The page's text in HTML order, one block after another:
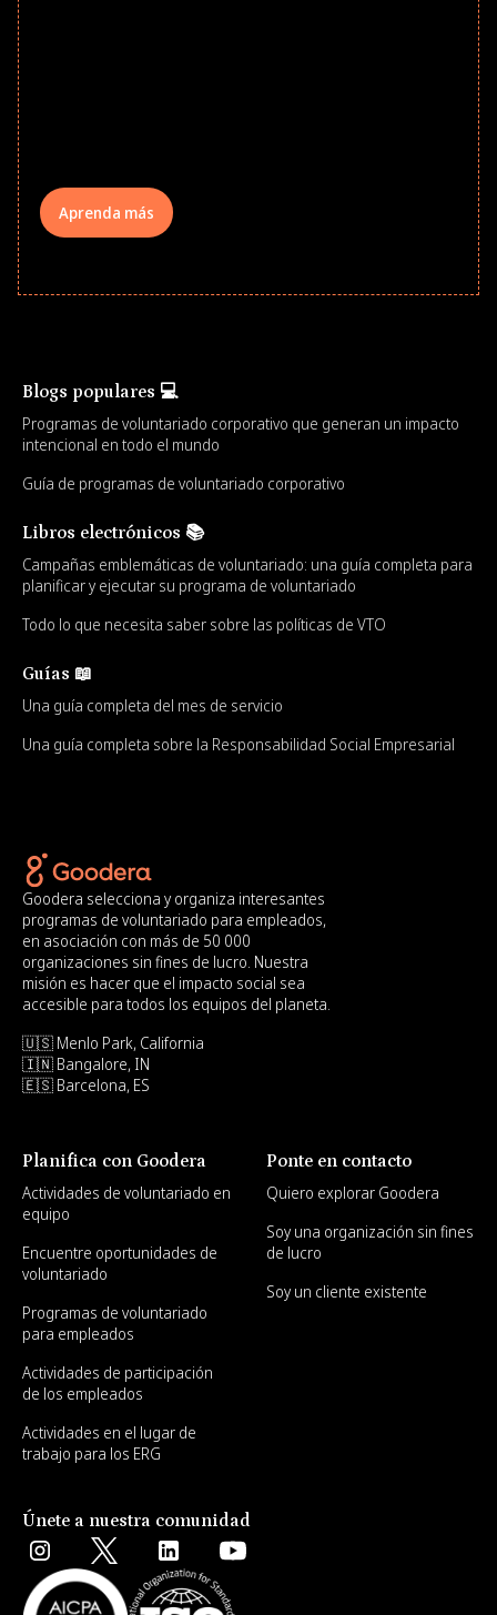
Aprenda más
Blogs populares 💻
Programas de voluntariado corporativo que generan un impacto
intencional en todo el mundo
Guía de programas de voluntariado corporativo
Libros electrónicos 📚
Campañas emblemáticas de voluntariado: una guía completa para
planificar y ejecutar su programa de voluntariado
Todo lo que necesita saber sobre las políticas de VTO
Guías 📖
Una guía completa del mes de servicio
Una guía completa sobre la Responsabilidad Social Empresarial
Goodera selecciona y organiza interesantes
programas de voluntariado para empleados,
en asociación con más de 50 000
organizaciones sin fines de lucro. Nuestra
misión es hacer que el impacto social sea
accesible para todos los equipos del planeta.
🇺🇸 Menlo Park, California
🇮🇳 Bangalore, IN
🇪🇸 Barcelona, ES
Planifica con Goodera
Actividades de voluntariado en
equipo
Encuentre oportunidades de
voluntariado
Programas de voluntariado
para empleados
Actividades de participación
de los empleados
Actividades en el lugar de
trabajo para los ERG
Ponte en contacto
Quiero explorar Goodera
Soy una organización sin fines
de lucro
Soy un cliente existente
Únete a nuestra comunidad